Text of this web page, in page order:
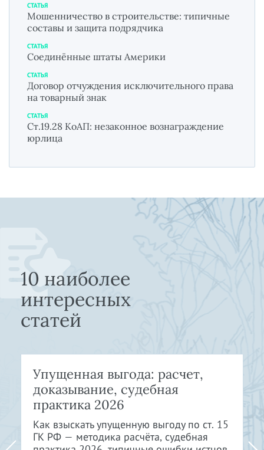
СТАТЬЯ
Мошенничество в строительстве: типичные
составы и защита подрядчика
СТАТЬЯ
Соединённые штаты Америки
СТАТЬЯ
Договор отчуждения исключительного права
на товарный знак
СТАТЬЯ
Ст.19.28 КоАП: незаконное вознаграждение
юрлица
10 наиболее
интересных
статей
Упущенная выгода: расчет,
доказывание, судебная
практика 2026
Как взыскать упущенную выгоду по ст. 15
ГК РФ — методика расчёта, судебная